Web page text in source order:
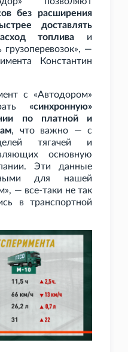
без расширения
доставлять
топлива и
грузоперевозок», —
Константин
с «Автодором»
«синхронную»
по платной и
, что важно — с
тягачей и
основную
Эти данные
для нашей
— все-таки не так
в транспортной